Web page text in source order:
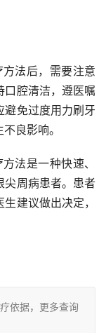
口腔清洁，遵医嘱
避免过度用力刷牙
良影响。
尖周病患者。患者
建议做出决定，
依据，更多查询